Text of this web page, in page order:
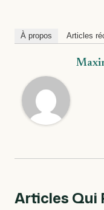
À propos Articles
Articles Qui